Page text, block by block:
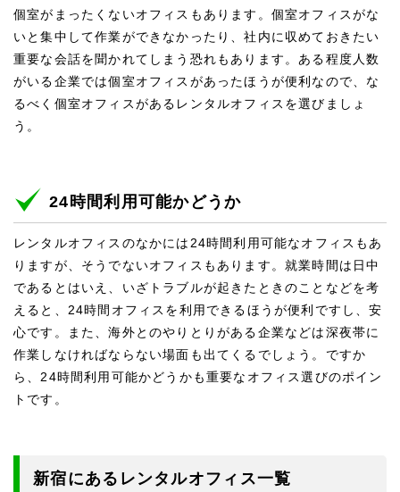
個室がまったくないオフィスもあります。個室オフィスがな
いと集中して作業ができなかったり、社内に収めておきたい
重要な会話を聞かれてしまう恐れもあります。ある程度人数
がいる企業では個室オフィスがあったほうが便利なので、な
るべく個室オフィスがあるレンタルオフィスを選びましょ
う。
24時間利用可能かどうか
レンタルオフィスのなかには24時間利用可能なオフィスもあ
りますが、そうでないオフィスもあります。就業時間は日中
であるとはいえ、いざトラブルが起きたときのことなどを考
えると、24時間オフィスを利用できるほうが便利ですし、安
心です。また、海外とのやりとりがある企業などは深夜帯に
作業しなければならない場面も出てくるでしょう。ですか
ら、24時間利用可能かどうかも重要なオフィス選びのポイン
トです。
新宿にあるレンタルオフィス一覧